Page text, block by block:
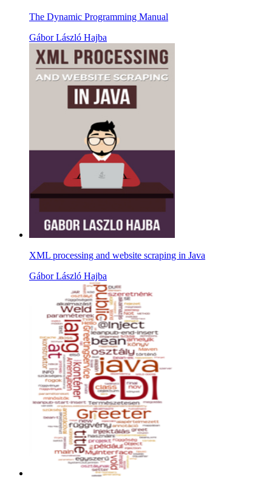
The Dynamic Programming Manual
Gábor László Hajba
XML processing and website scraping in Java
Gábor László Hajba